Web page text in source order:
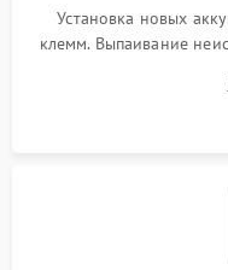
Установка новых
клемм. Выпаивание
цепи зарядки и
Восстановление